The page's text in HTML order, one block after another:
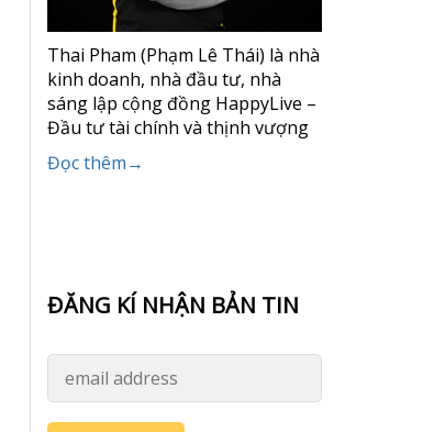
Thai Pham (Phạm Lê Thái) là nhà
kinh doanh, nhà đầu tư, nhà
sáng lập cộng đồng HappyLive –
Đầu tư tài chính và thịnh vượng
Đọc thêm→
ĐĂNG KÍ NHẬN BẢN TIN